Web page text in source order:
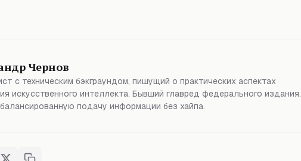
Чернов
с техническим бэкграундом, пишущий о практических аспектах
искусственного интеллекта. Бывший главред федерального издания.
подачу информации без хайпа.